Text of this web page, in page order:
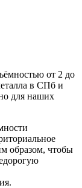
от 2 до
в СПб и
для наших
образом, чтобы